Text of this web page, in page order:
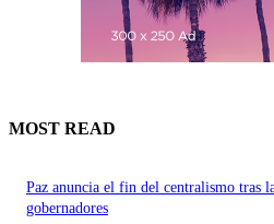
MOST READ
Paz anuncia el fin del centralismo tras
gobernadores